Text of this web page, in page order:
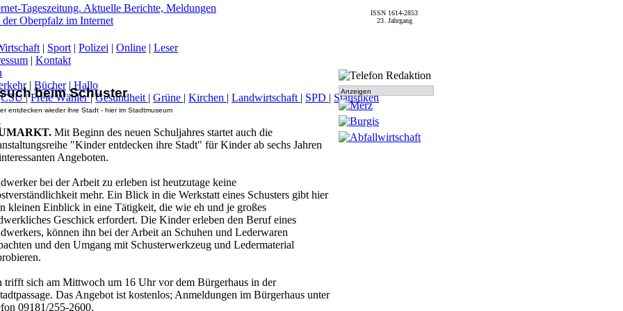
beim Schuster
entdecken wieder ihre Stadt - hier im Stadtmuseum
Mit Beginn des neuen Schuljahres startet auch die
"Kinder entdecken ihre Stadt" für Kinder ab sechs Jahren
Angeboten.
bei der Arbeit zu erleben ist heutzutage keine
mehr. Ein Blick in die Werkstatt eines Schusters gibt hier
kleinen Einblick in eine Tätigkeit, die wie eh und je großes
Geschick erfordert. Die Kinder erleben den Beruf eines
können ihn bei der Arbeit an Schuhen und Lederwaren
und den Umgang mit Schusterwerkzeug und Ledermaterial
trifft sich am Mittwoch um 16 Uhr vor dem Bürgerhaus in der
Das Angebot ist kostenlos; Anmeldungen im Bürgerhaus unter
09181/255-2600.
Anzeigen
ISSN 1614-2853
23. Jahrgang
| Sport | Polizei | Online | Leser
| Kontakt
| Bücher| Hallo
CSU|Freie Wähler|Gesundheit | Grüne | Kirchen | Landwirtschaft | SPD | Statistiken